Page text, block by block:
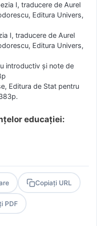
I, traducere de Aurel
Editura Univers,
I, traducere de Aurel
Editura Univers,
introductiv şi note de
Editura de Stat pentru
educației:
Copiați URL
PDF